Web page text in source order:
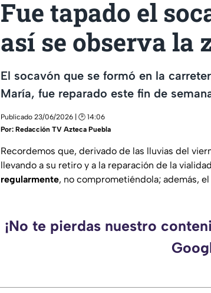
Fue tapado el
así se observa la
El socavón que se formó en la
María, fue reparado este fin de
Publicado 23/06/2026 | 🕑 14:06
Por: Redacción TV Azteca Puebla
Recordemos que, derivado de las lluvias del
llevando a su retiro y a la reparación de la
regularmente, no comprometiéndola; además,
¡No te pierdas nuestro